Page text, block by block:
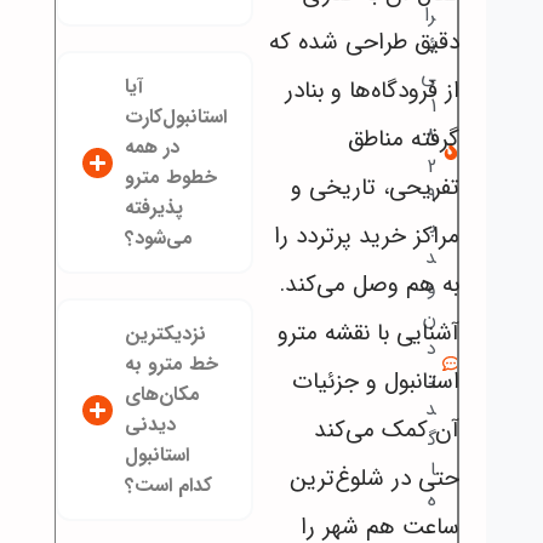
را
ئ
ی
1
8
2
9
ب
د
و
ن
د
ی
د
گ
ا
ه
دقیق طراحی شده‌ که
از فرودگاه‌ها و بنادر
گرفته مناطق
تفریحی، تاریخی و
مراکز خرید پرتردد را
به هم وصل می‌کند.
آشنایی با نقشه مترو
استانبول و جزئیات
آن کمک می‌کند
حتی در شلوغ‌ترین
ساعت‌ هم شهر را
آیا
استانبول‌کارت
در همه
خطوط مترو
پذیرفته
می‌شود؟
نزدیکترین
خط مترو به
مکان‌های
دیدنی
استانبول
کدام است؟